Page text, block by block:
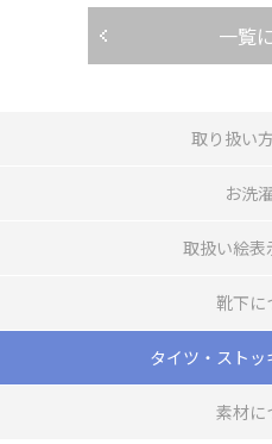
一覧
取り扱い
お洗
取扱い絵表
靴下に
タイツ・ストッ
素材に